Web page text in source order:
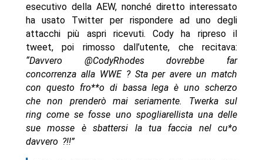
esecutivo della AEW, nonché diretto interessato
ha usato Twitter per rispondere ad uno degli
attacchi più aspri ricevuti. Cody ha ripreso il
tweet, poi rimosso dall’utente, che recitava:
“Davvero @CodyRhodes dovrebbe far
concorrenza alla WWE ? Sta per avere un match
con questo fro**o di bassa lega è uno scherzo
che non prenderò mai seriamente. Twerka sul
ring come se fosse uno spogliarellista una delle
sue mosse è sbattersi la tua faccia nel cu*o
davvero ?!!”